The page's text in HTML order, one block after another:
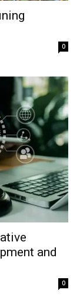
0
and
0